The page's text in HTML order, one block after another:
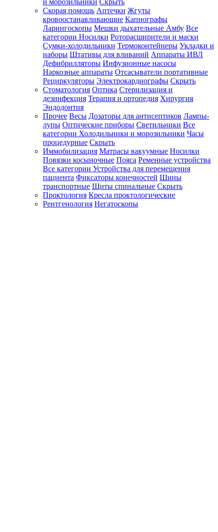
и морозильники Скрыть
Скорая помощь Аптечки Жгуты
кровоостанавливающие Капнографы
Ларингоскопы Мешки дыхательные Амбу Все
категории Носилки Роторасширители и маски
Сумки-холодильники Термоконтейнеры Укладки и
наборы Штативы для вливаний Аппараты ИВЛ
Дефибрилляторы Инфузионные насосы
Наркозные аппараты Отсасыватели портативные
Рециркуляторы Электрокардиографы Скрыть
Стоматология Оптика Стерилизация и
дезинфекция Терапия и ортопедия Хирургия
Эндодонтия
Прочее Весы Дозаторы для антисептиков Лампы-
лупы Оптические приборы Светильники Все
категории Холодильники и морозильники Часы
процедурные Скрыть
Иммобилизация Матрасы вакуумные Носилки
Повязки косыночные Пояса Ременные устройства
Все категории Устройства для перемещения
пациента Фиксаторы конечностей Шины
транспортные Щиты спинальные Скрыть
Проктология Кресла проктологические
Рентгенология Негатоскопы